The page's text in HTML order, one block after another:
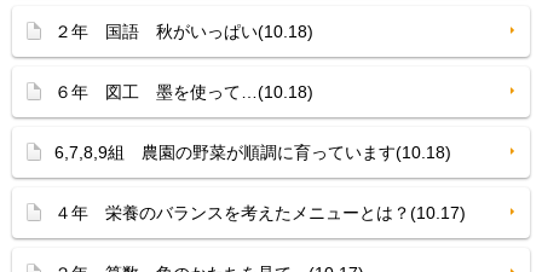
２年 国語 秋がいっぱい(10.18)
６年 図工 墨を使って…(10.18)
6,7,8,9組 農園の野菜が順調に育っています(10.18)
４年 栄養のバランスを考えたメニューとは？(10.17)